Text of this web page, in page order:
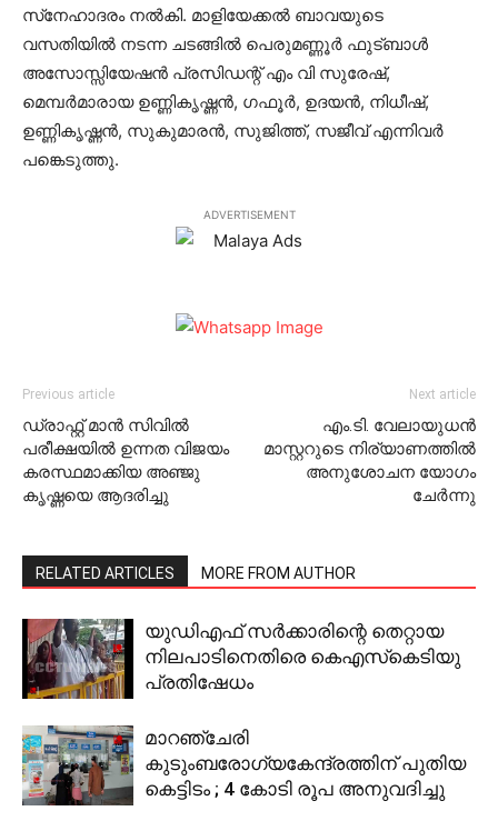
സ്‌നേഹാദരം നല്‍കി. മാളിയേക്കല്‍ ബാവയുടെ
വസതിയില്‍ നടന്ന ചടങ്ങില്‍ പെരുമണ്ണൂര്‍ ഫുട്ബാള്‍
അസോസ്സിയേഷന്‍ പ്രസിഡന്റ് എം വി സുരേഷ്,
മെമ്പര്‍മാരായ ഉണ്ണികൃഷ്ണന്‍, ഗഫൂര്‍, ഉദയന്‍, നിധീഷ്,
ഉണ്ണികൃഷ്ണന്‍, സുകുമാരന്‍, സുജിത്ത്, സജീവ് എന്നിവര്‍
പങ്കെടുത്തു.
ADVERTISEMENT
Previous article
ഡ്രാഫ്റ്റ് മാന്‍ സിവില്‍
പരീക്ഷയില്‍ ഉന്നത വിജയം
കരസ്ഥമാക്കിയ അഞ്ജു
കൃഷ്ണയെ ആദരിച്ചു
Next article
എം.ടി. വേലായുധന്‍
മാസ്റ്ററുടെ നിര്യാണത്തില്‍
അനുശോചന യോഗം
ചേര്‍ന്നു
RELATED ARTICLES MORE FROM AUTHOR
യുഡിഎഫ് സര്‍ക്കാരിന്റെ തെറ്റായ
നിലപാടിനെതിരെ കെഎസ്‌കെടിയു
പ്രതിഷേധം
മാറഞ്ചേരി
കുടുംബരോഗ്യകേന്ദ്രത്തിന് പുതിയ
കെട്ടിടം ; 4 കോടി രൂപ അനുവദിച്ചു